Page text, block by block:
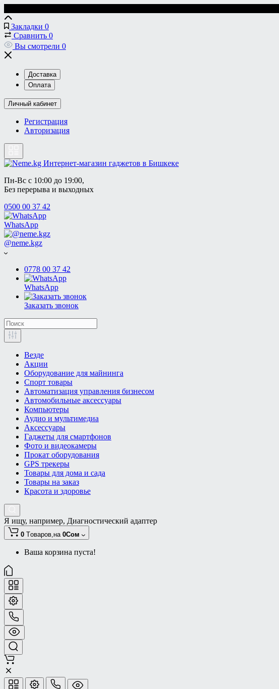
Закладки 0
Сравнить 0
Вы смотрели 0
Доставка
Оплата
Личный кабинет
Регистрация
Авторизация
Пн-Вс с 10:00 до 19:00,
Без перерыва и выходных
0500 00 37 42
WhatsApp
@neme.kgz
0778 00 37 42
WhatsApp
Заказать звонок
Везде
Акции
Оборудование для майнинга
Спорт товары
Автоматизация управления бизнесом
Автомобильные аксессуары
Компьютеры
Аудио и мультимедиа
Аксессуары
Гаджеты для смартфонов
Фото и видеокамеры
Прокат оборудования
GPS трекеры
Товары для дома и сада
Товары на заказ
Красота и здоровье
Я ищу, например, Диагностический адаптер
0 Tоваров,на 0Сом
Ваша корзина пуста!